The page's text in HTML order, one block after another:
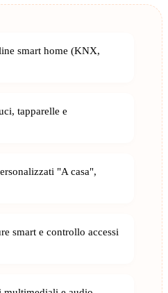
smart home (KNX,
tapparelle e
"A casa",
smart e controllo accessi